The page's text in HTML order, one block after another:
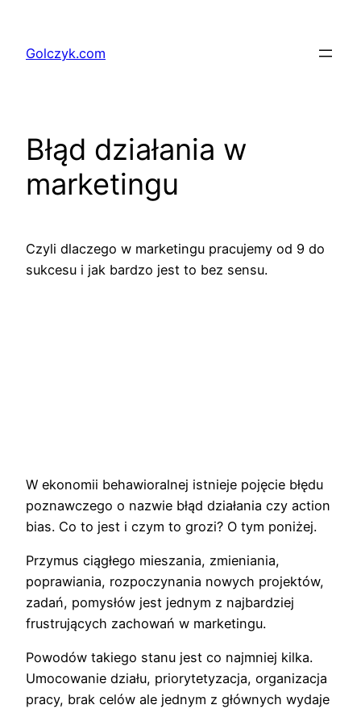
treściGolczyk.com
Błąd działania w
marketingu
Czyli dlaczego w marketingu pracujemy od 9 do
sukcesu i jak bardzo jest to bez sensu.
W ekonomii behawioralnej istnieje pojęcie błędu
poznawczego o nazwie błąd działania czy action
bias. Co to jest i czym to grozi? O tym poniżej.
Przymus ciągłego mieszania, zmieniania,
poprawiania, rozpoczynania nowych projektów,
zadań, pomysłów jest jednym z najbardziej
frustrujących zachowań w marketingu.
Powodów takiego stanu jest co najmniej kilka.
Umocowanie działu, priorytetyzacja, organizacja
pracy, brak celów ale jednym z głównych wydaje